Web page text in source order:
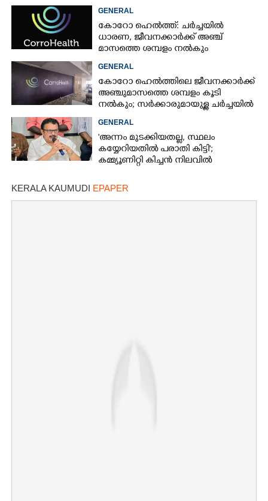
GENERAL
കോറോ ഹെൽത്ത്: ചർച്ചയിൽ
ധാരണ, ജീവനക്കാർക്ക് അഞ്ച്
മാസത്തെ ശമ്പളം നൽകും
GENERAL
കോറോ ഹെൽത്തിലെ ജീവനക്കാർക്ക്
അഞ്ചുമാസത്തെ ശമ്പളം കൂടി
നൽകും; സർക്കാരുമായുള്ള ചർച്ചയിൽ
GENERAL
'അന്നം മുടക്കിയതല്ല, സ്ഥലം
കയ്യേറിയതിൽ പരാതി കിട്ടി';
കമ്മ്യൂണിറ്റി കിച്ചൻ നിലവിൽ
KERALA KAUMUDI EPAPER